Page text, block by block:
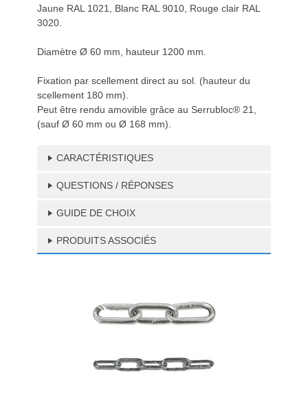
Jaune RAL 1021, Blanc RAL 9010, Rouge clair RAL
3020.
Diamètre Ø 60 mm, hauteur 1200 mm.
Fixation par scellement direct au sol. (hauteur du
scellement 180 mm).
Peut être rendu amovible grâce au Serrubloc® 21,
(sauf Ø 60 mm ou Ø 168 mm).
CARACTÉRISTIQUES
QUESTIONS / RÉPONSES
GUIDE DE CHOIX
PRODUITS ASSOCIÉS